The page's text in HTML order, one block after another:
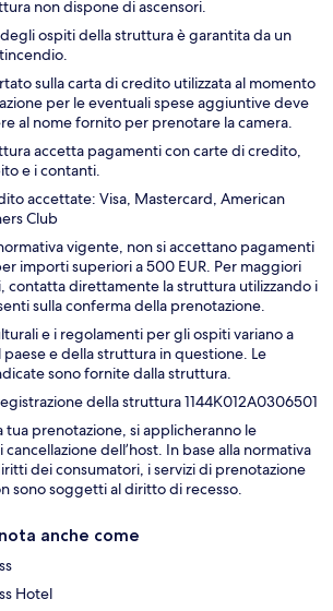
non dispone di ascensori.
ospiti della struttura è garantita da un
sulla carta di credito utilizzata al momento
per le eventuali spese aggiuntive deve
al nome fornito per prenotare la camera.
accetta pagamenti con carte di credito,
e i contanti.
accettate: Visa, Mastercard, American
Club
vigente, non si accettano pagamenti
importi superiori a 500 EUR. Per maggiori
contatta direttamente la struttura utilizzando i
sulla conferma della prenotazione.
e i regolamenti per gli ospiti variano a
e della struttura in questione. Le
sono fornite dalla struttura.
della struttura 1144Κ012A0306501
tua prenotazione, si applicheranno le
dell’host. In base alla normativa
dei consumatori, i servizi di prenotazione
sono soggetti al diritto di recesso.
anche come
Hotel